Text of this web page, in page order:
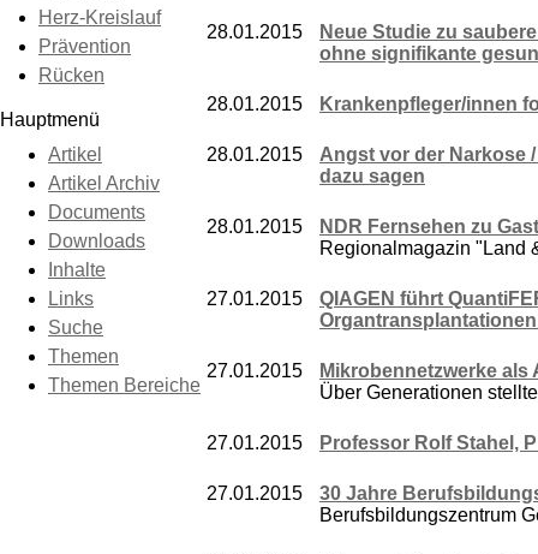
Herz-Kreislauf
Prävention
Rücken
Hauptmenü
Artikel
Artikel Archiv
Documents
Downloads
Inhalte
Links
Suche
Themen
Themen Bereiche
28.01.2015
Neue Studie zu
ohne signifikante
28.01.2015 Krankenpfleger/innen
28.01.2015
Angst vor der Narkose
dazu sagen
28.01.2015
NDR Fernsehen zu
Regionalmagazin "Land
27.01.2015
QIAGEN führt
27.01.2015
Mikrobennetzwerke
Über Generationen
27.01.2015 Professor Rolf Stahel,
27.01.2015
30 Jahre
Berufsbildungszentrum